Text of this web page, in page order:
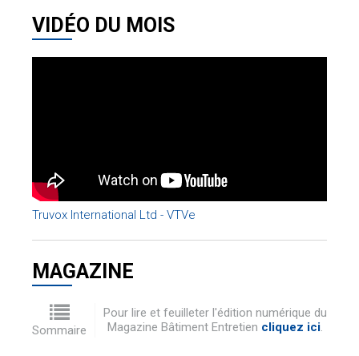
VIDÉO DU MOIS
Truvox International Ltd - VTVe
MAGAZINE
Sommaire
Pour lire et feuilleter l'édition numérique du
Magazine Bâtiment Entretien cliquez ici.